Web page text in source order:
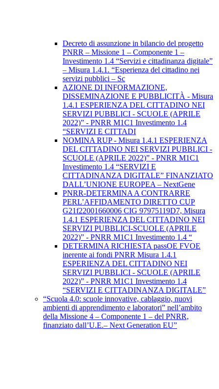
Decreto di assunzione in bilancio del progetto
PNRR – Missione 1 – Componente 1 –
Investimento 1.4 “Servizi e cittadinanza digitale”
– Misura 1.4.1. “Esperienza del cittadino nei
servizi pubblici – Sc
AZIONE DI INFORMAZIONE,
DISSEMINAZIONE E PUBBLICITÀ - Misura
1.4.1 ESPERIENZA DEL CITTADINO NEI
SERVIZI PUBBLICI - SCUOLE (APRILE
2022)” - PNRR M1C1 Investimento 1.4
“SERVIZI E CITTADI
NOMINA RUP - Misura 1.4.1 ESPERIENZA
DEL CITTADINO NEI SERVIZI PUBBLICI -
SCUOLE (APRILE 2022)” - PNRR M1C1
Investimento 1.4 “SERVIZI E
CITTADINANZA DIGITALE” FINANZIATO
DALL’UNIONE EUROPEA – NextGene
PNRR-DETERMINA A CONTRARRE
PERL’AFFIDAMENTO DIRETTO CUP
G21f22001660006 CIG 97975119D7, Misura
1.4.1 ESPERIENZA DEL CITTADINO NEI
SERVIZI PUBBLICI-SCUOLE (APRILE
2022)” - PNRR M1C1 Investimento 1.4 “
DETERMINA RICHIESTA passOE FVOE
inerente ai fondi PNRR Misura 1.4.1
ESPERIENZA DEL CITTADINO NEI
SERVIZI PUBBLICI - SCUOLE (APRILE
2022)” - PNRR M1C1 Investimento 1.4
“SERVIZI E CITTADINANZA DIGITALE”
“Scuola 4.0: scuole innovative, cablaggio, nuovi
ambienti di apprendimento e laboratori” nell’ambito
della Missione 4 – Componente 1 – del PNRR,
finanziato dall’U.E.– Next Generation EU”